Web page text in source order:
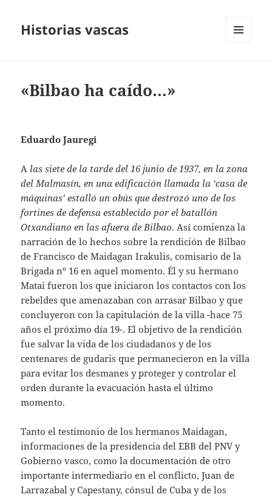
Historias vascas
«Bilbao ha caído…»
Eduardo Jauregi
A las siete de la tarde del 16 junio de 1937, en la zona
del Malmasín, en una edificación llamada la ‘casa de
máquinas’ estalló un obús que destrozó uno de los
fortines de defensa establecido por el batallón
Otxandiano en las afuera de Bilbao. Así comienza la
narración de lo hechos sobre la rendición de Bilbao
de Francisco de Maidagan Irakulis, comisario de la
Brigada nº 16 en aquel momento. Él y su hermano
Matai fueron los que iniciaron los contactos con los
rebeldes que amenazaban con arrasar Bilbao y que
concluyeron con la capitulación de la villa -hace 75
años el próximo día 19-. El objetivo de la rendición
fue salvar la vida de los ciudadanos y de los
centenares de gudaris que permanecieron en la villa
para evitar los desmanes y proteger y controlar el
orden durante la evacuación hasta el último
momento.
Tanto el testimonio de los hermanos Maidagan,
informaciones de la presidencia del EBB del PNV y
Gobierno vasco, como la documentación de otro
importante intermediario en el conflicto, Juan de
Larrazabal y Capestany, cónsul de Cuba y de los